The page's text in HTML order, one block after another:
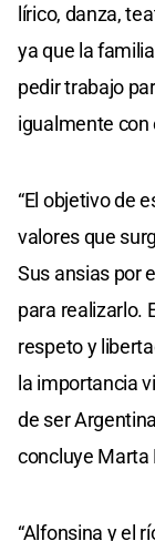
lírico, danza,
ya que la
pedir trabajo
igualmente
“El objetivo de
valores que
Sus ansias por
para realizarlo.
respeto y
la importancia
de ser
concluye Marta
“Alfonsina y el